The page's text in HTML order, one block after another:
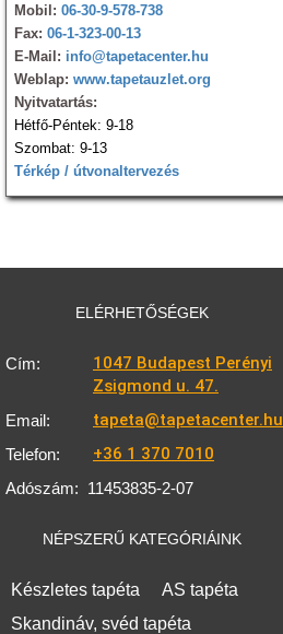
Mobil: 06-30-9-578-738
Fax: 06-1-323-00-13
E-Mail: info@tapetacenter.hu
Weblap: www.tapetauzlet.org
Nyitvatartás:
Hétfő-Péntek: 9-18
Szombat: 9-13
Térkép / útvonaltervezés
ELÉRHETŐSÉGEK
Cím:
1047 Budapest Perényi
Zsigmond u. 47.
Email: tapeta@tapetacenter.hu
Telefon: +36 1 370 7010
Adószám: 11453835-2-07
NÉPSZERŰ KATEGÓRIÁINK
Készletes tapéta
AS tapéta
Skandináv, svéd tapéta